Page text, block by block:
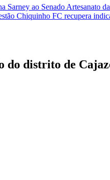
Sarney ao Senado Artesanato
Chiquinho FC recupera
do distrito de